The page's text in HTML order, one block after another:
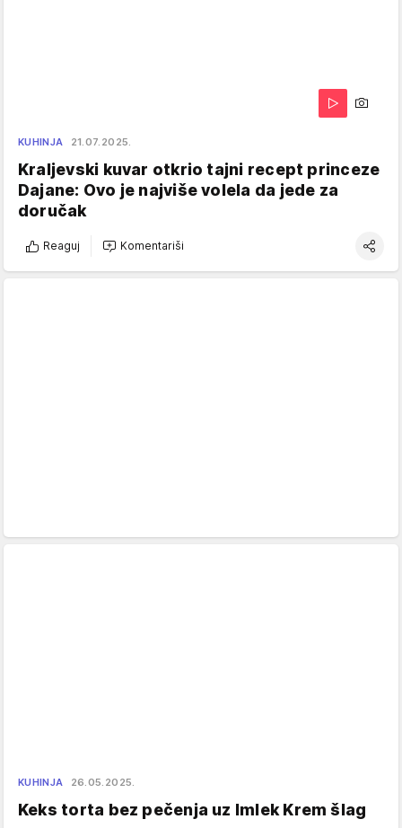
KUHINJA 21.07.2025.
Kraljevski kuvar otkrio tajni recept princeze
Dajane: Ovo je najviše volela da jede za
doručak
Reaguj Komentariši
KUHINJA 26.05.2025.
Keks torta bez pečenja uz Imlek Krem šlag